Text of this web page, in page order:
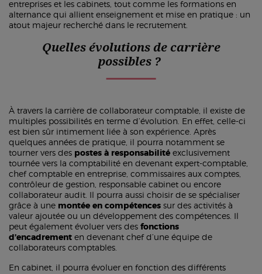
entreprises et les cabinets, tout comme les formations en
alternance qui allient enseignement et mise en pratique : un
atout majeur recherché dans le recrutement.
Quelles évolutions de carrière
possibles ?
À travers la carrière de collaborateur comptable, il existe de
multiples possibilités en terme d’évolution. En effet, celle-ci
est bien sûr intimement liée à son expérience. Après
quelques années de pratique, il pourra notamment se
tourner vers des postes à responsabilité exclusivement
tournée vers la comptabilité en devenant expert-comptable,
chef comptable en entreprise, commissaires aux comptes,
contrôleur de gestion, responsable cabinet ou encore
collaborateur audit. Il pourra aussi choisir de se spécialiser
grâce à une montée en compétences sur des activités à
valeur ajoutée ou un développement des compétences. Il
peut également évoluer vers des fonctions
d’encadrement en devenant chef d’une équipe de
collaborateurs comptables.
En cabinet, il pourra évoluer en fonction des différents